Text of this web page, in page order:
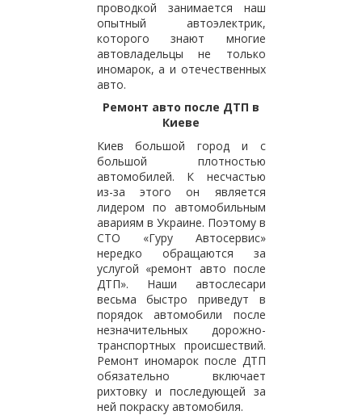
проводкой занимается наш
опытный автоэлектрик,
которого знают многие
автовладельцы не только
иномарок, а и отечественных
авто.
Ремонт авто после ДТП в
Киеве
Киев большой город и с
большой плотностью
автомобилей. К несчастью
из-за этого он является
лидером по автомобильным
авариям в Украине. Поэтому в
СТО «Гуру Автосервис»
нередко обращаются за
услугой «ремонт авто после
ДТП». Наши автослесари
весьма быстро приведут в
порядок автомобили после
незначительных дорожно-
транспортных происшествий.
Ремонт иномарок после ДТП
обязательно включает
рихтовку и последующей за
ней покраску автомобиля.